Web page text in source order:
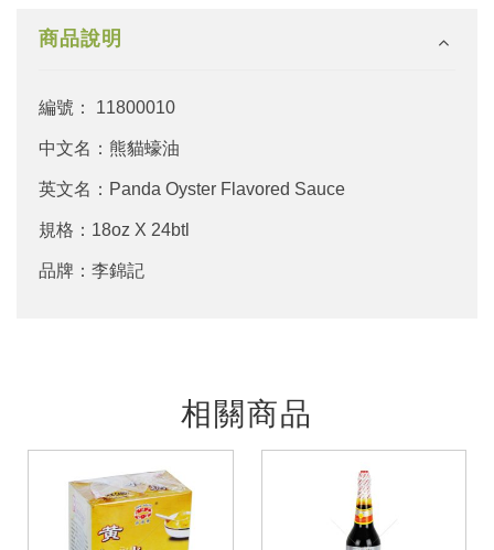
商品說明
編號： 11800010
中文名：熊貓蠔油
英文名：Panda Oyster Flavored Sauce
規格：18oz X 24btl
品牌：李錦記
相關商品